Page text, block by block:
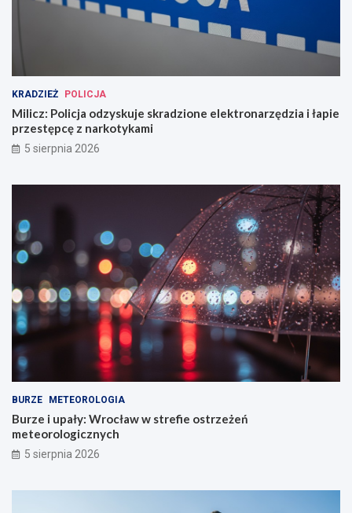
KRADZIEŻ POLICJA
Milicz: Policja odzyskuje skradzione elektronarzędzia i łapie
przestępcę z narkotykami
5 sierpnia 2026
BURZE METEOROLOGIA
Burze i upały: Wrocław w strefie ostrzeżeń
meteorologicznych
5 sierpnia 2026